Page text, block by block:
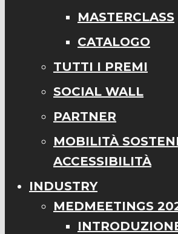
MASTERCLASS
CATALOGO
TUTTI I PREMI
SOCIAL WALL
PARTNER
MOBILITÀ
ACCESSIBILITÀ
INDUSTRY
MEDMEETINGS